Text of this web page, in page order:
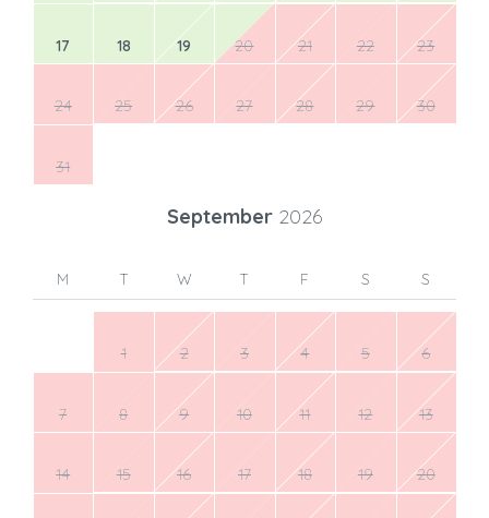
17 18 19 20 21 22 23
24 25 26 27 28 29 30
31
September 2026
M T W T F S S
1 2 3 4 5 6
7 8 9 10 11 12 13
14 15 16 17 18 19 20